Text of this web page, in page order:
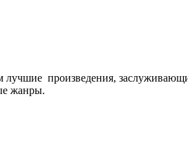
лучшие произведения,
жанры.